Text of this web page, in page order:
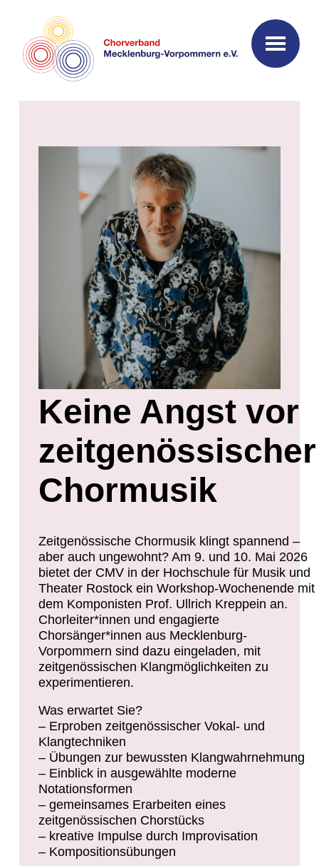
Keine Angst vor
zeitgenössischer
Chormusik
Zeitgenössische Chormusik klingt spannend –
aber auch ungewohnt? Am 9. und 10. Mai 2026
bietet der CMV in der Hochschule für Musik und
Theater Rostock ein Workshop-Wochenende mit
dem Komponisten Prof. Ullrich Kreppein an.
Chorleiter*innen und engagierte
Chorsänger*innen aus Mecklenburg-
Vorpommern sind dazu eingeladen, mit
zeitgenössischen Klangmöglichkeiten zu
experimentieren.
Was erwartet Sie?
– Erproben zeitgenössischer Vokal- und
Klangtechniken
– Übungen zur bewussten Klangwahrnehmung
– Einblick in ausgewählte moderne
Notationsformen
– gemeinsames Erarbeiten eines
zeitgenössischen Chorstücks
– kreative Impulse durch Improvisation
– Kompositionsübungen